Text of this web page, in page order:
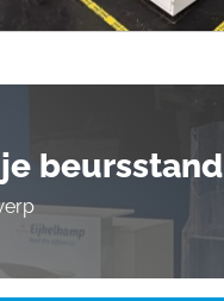
beursstand